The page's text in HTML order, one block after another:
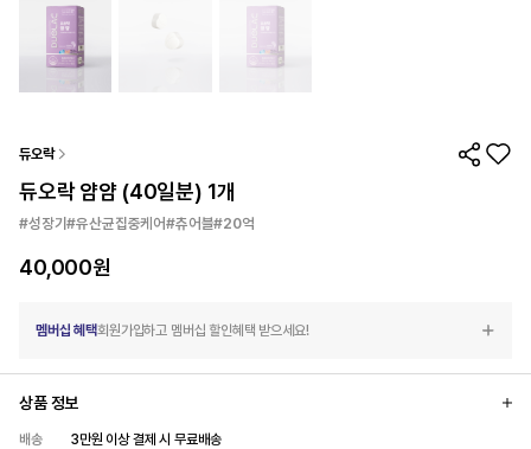
듀오락
듀오락 얌얌 (40일분) 1개
#성장기#유산균집중케어#츄어블#20억
40,000원
멤버십 혜택회원가입하고 멤버십 할인혜택 받으세요!
상품 정보
배송
3만원 이상 결제 시 무료배송